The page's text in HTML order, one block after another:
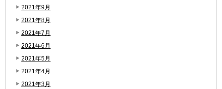
2021年9月
2021年8月
2021年7月
2021年6月
2021年5月
2021年4月
2021年3月